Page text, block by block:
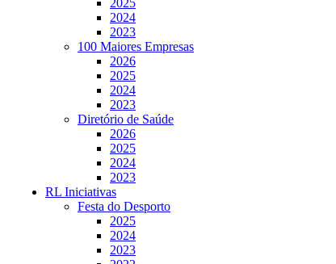
2024
2023
100 Maiores Empresas
2026
2025
2024
2023
Diretório de Saúde
2026
2025
2024
2023
RL Iniciativas
Festa do Desporto
2025
2024
2023